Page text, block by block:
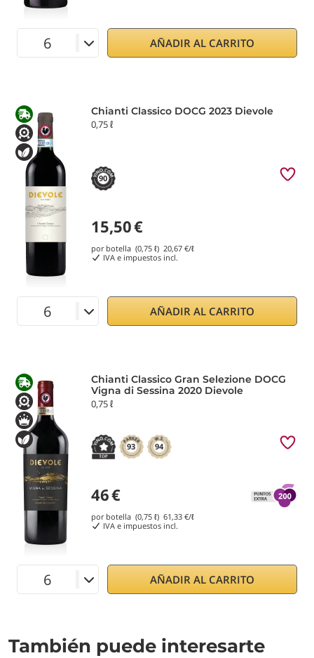
AÑADIR AL CARRITO
Chianti Classico DOCG 2023 Dievole
0,75 ℓ
90
15,50€
por botella (0,75 ℓ) 20,67 €/ℓ
IVA e impuestos incl.
AÑADIR AL CARRITO
Chianti Classico Gran Selezione DOCG
Vigna di Sessina 2020 Dievole
0,75 ℓ
93 94
46€
por botella (0,75 ℓ) 61,33 €/ℓ
IVA e impuestos incl.
AÑADIR AL CARRITO
También puede interesarte